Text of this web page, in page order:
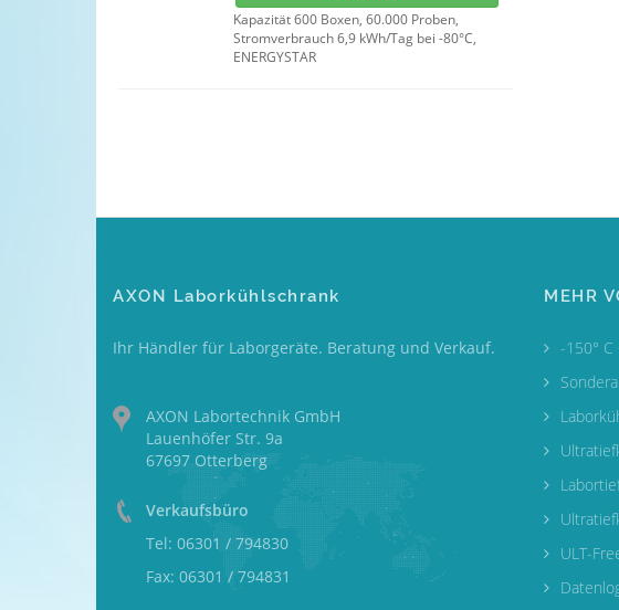
Kapazität 600 Boxen, 60.000 Proben,
Stromverbrauch 6,9 kWh/Tag bei -80°C,
ENERGYSTAR
AXON Laborkühlschrank
Ihr Händler für Laborgeräte. Beratung und Verkauf.
AXON Labortechnik GmbH
Lauenhöfer Str. 9a
67697 Otterberg
Verkaufsbüro
Tel: 06301 / 794830
Fax: 06301 / 794831
MEHR
-150° C
ULT-